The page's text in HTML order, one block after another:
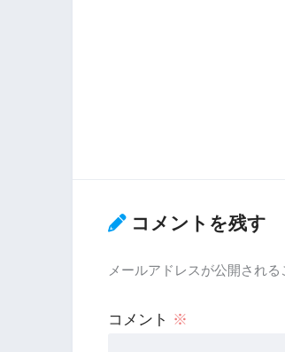
コメントを残す
メールアドレスが公開される
コメント ※